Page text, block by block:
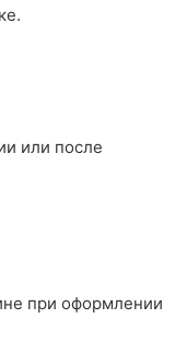
или после
при оформлении